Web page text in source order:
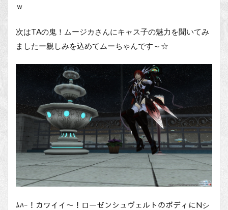
ｗ
次はTAの鬼！ムージカさんにキャス子の魅力を聞いてみ
ましたー親しみを込めてムーちゃんです～☆
ﾑﾊｰ！カワイイ～！ローゼンシュヴェルトのボディにNシ